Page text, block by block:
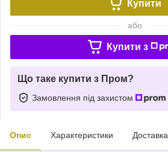
Купити
або
Купити з
Що таке купити з Пром?
Замовлення під захистом
Опис Характеристики Доставка